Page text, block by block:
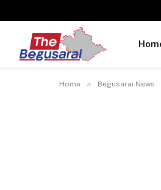
Home » Begusarai News